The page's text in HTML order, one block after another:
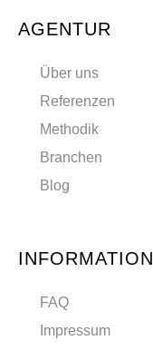
AGENTUR
Über uns
Referenzen
Methodik
Branchen
Blog
INFORMATION
FAQ
Impressum